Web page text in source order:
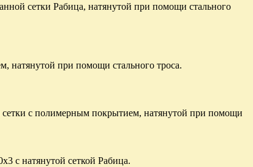
сетки Рабица, натянутой при помощи стального
натянутой при помощи стального троса.
с полимерным покрытием, натянутой при помощи
с натянутой сеткой Рабица.